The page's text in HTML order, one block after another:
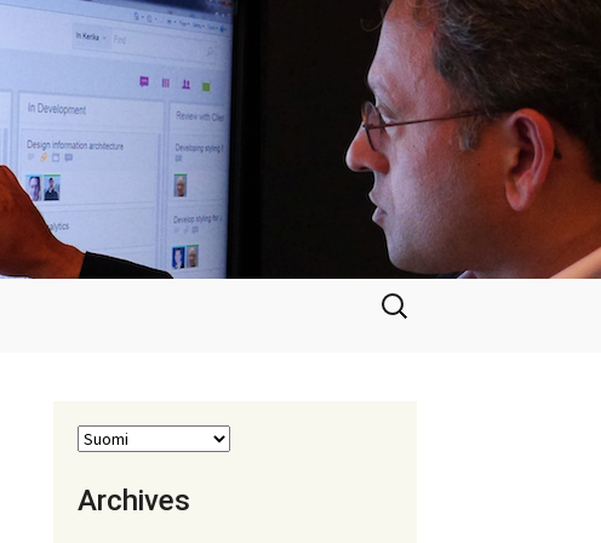
Haku:
Archives